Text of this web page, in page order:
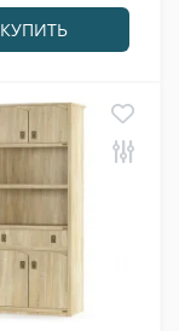
КУПИТЬ